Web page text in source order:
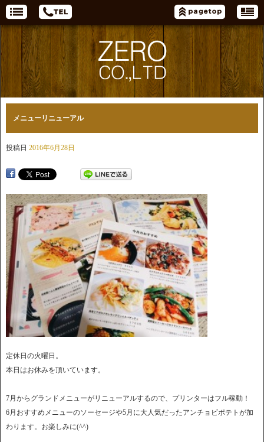
メニューリニューアル
投稿日 2016年6月28日
定休日の火曜日。
本日はお休みを頂いています。
7月からグランドメニューがリニューアルするので、プリンターはフル稼動！
6月おすすめメニューのソーセージや5月に大人気だったアンチョビポテトが加
わります。お楽しみに(^^)